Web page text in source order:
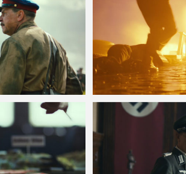
FORMAT VOIR LA
FORMAT VOIR LA